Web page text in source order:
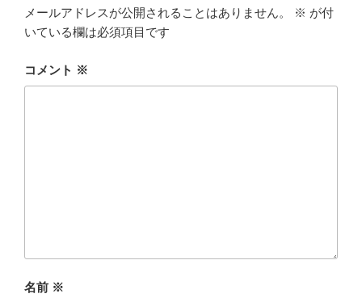
メールアドレスが公開されることはありません。 ※ が付
いている欄は必須項目です
コメント ※
名前 ※